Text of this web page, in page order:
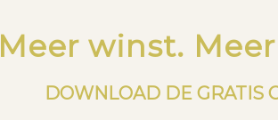
Meer winst.
DOWNLOAD DE GRATIS